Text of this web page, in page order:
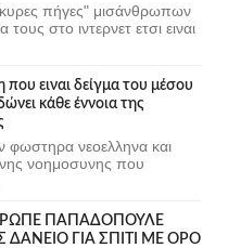
πήγες" μισάνθρωπων
τους στο ιντερνετ ετσι ειναι
ειναι δείγμα του μέσου
κάθε έννοια της
φωστηρα νεοελληνα και
νοημοσυνης που
ΠΑΠΑΔΟΠΟΥΛΕ
ΔΑΝΕΙΟ ΓΙΑ ΣΠΙΤΙ ΜΕ ΟΡΟ